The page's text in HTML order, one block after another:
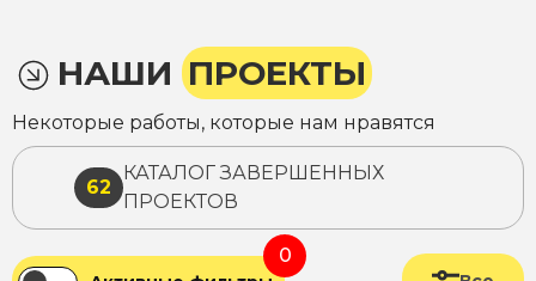
НАШИ ПРОЕКТЫ
Некоторые работы, которые нам нравятся
62
КАТАЛОГ ЗАВЕРШЕННЫХ
ПРОЕКТОВ
0